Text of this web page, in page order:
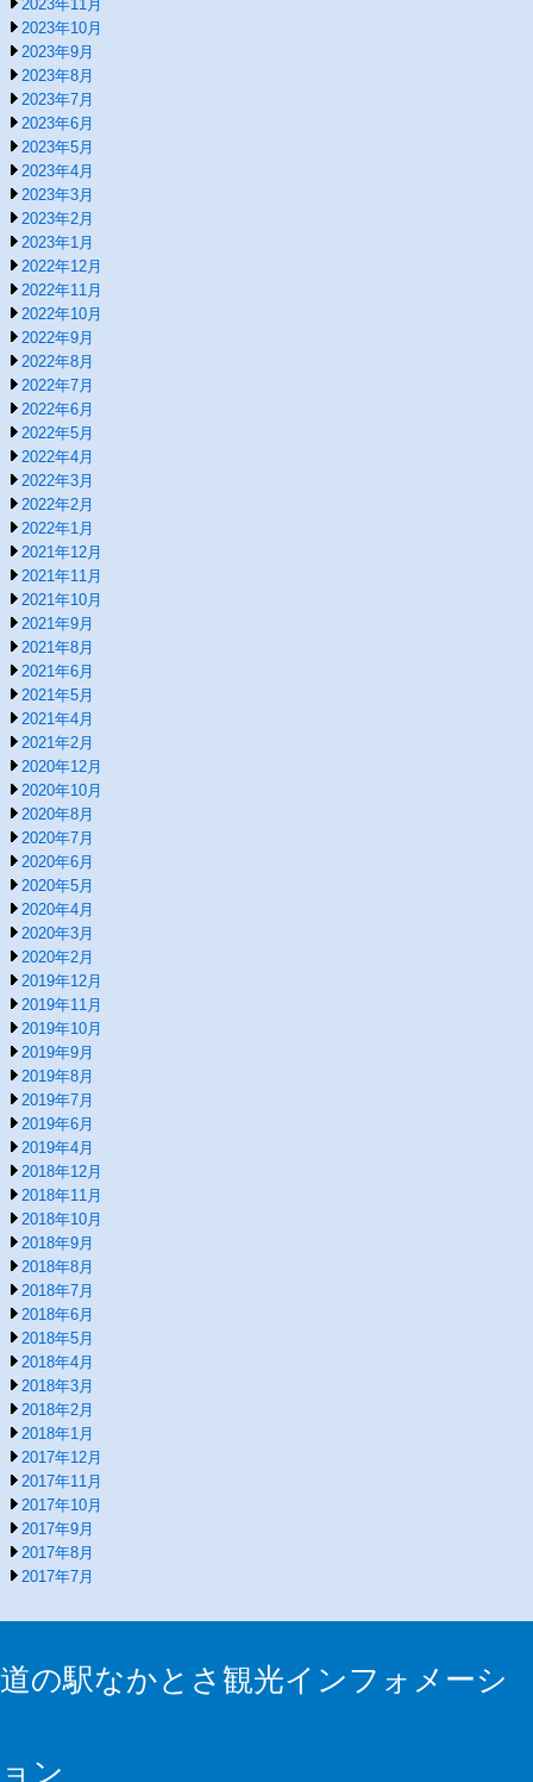
2023年11月
2023年10月
2023年9月
2023年8月
2023年7月
2023年6月
2023年5月
2023年4月
2023年3月
2023年2月
2023年1月
2022年12月
2022年11月
2022年10月
2022年9月
2022年8月
2022年7月
2022年6月
2022年5月
2022年4月
2022年3月
2022年2月
2022年1月
2021年12月
2021年11月
2021年10月
2021年9月
2021年8月
2021年6月
2021年5月
2021年4月
2021年2月
2020年12月
2020年10月
2020年8月
2020年7月
2020年6月
2020年5月
2020年4月
2020年3月
2020年2月
2019年12月
2019年11月
2019年10月
2019年9月
2019年8月
2019年7月
2019年6月
2019年4月
2018年12月
2018年11月
2018年10月
2018年9月
2018年8月
2018年7月
2018年6月
2018年5月
2018年4月
2018年3月
2018年2月
2018年1月
2017年12月
2017年11月
2017年10月
2017年9月
2017年8月
2017年7月
道の駅なかとさ観光インフォメーシ
ョン